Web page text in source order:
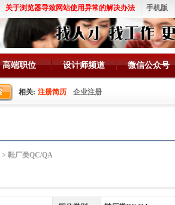
手机版
关于浏览器导致网站使用异常的解决办法
高端职位 设计师频道 微信公众号
相关: 注册简历 企业注册
> 鞋厂类QC/QA